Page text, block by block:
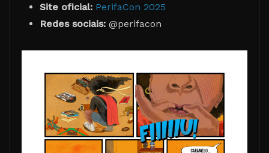
Site oficial: PerifaCon 2025
Redes sociais: @perifacon